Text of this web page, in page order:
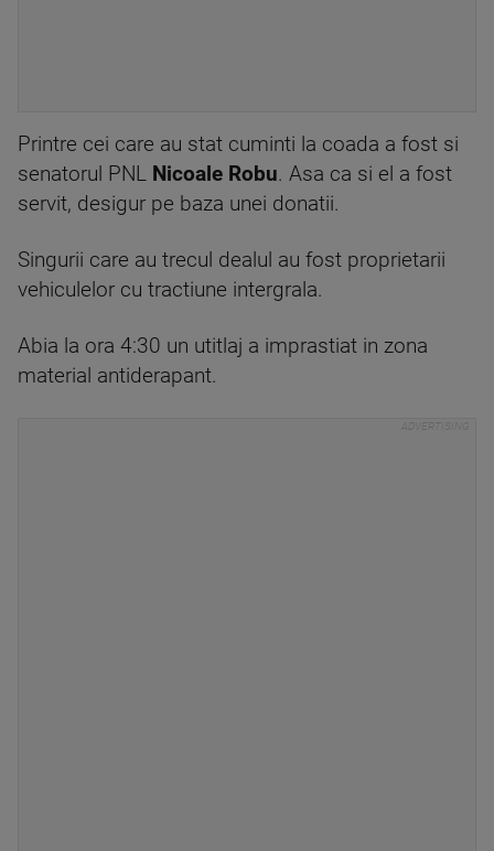
Printre cei care au stat cuminti la coada a fost si
senatorul PNL Nicoale Robu. Asa ca si el a fost
servit, desigur pe baza unei donatii.
Singurii care au trecul dealul au fost proprietarii
vehiculelor cu tractiune intergrala.
Abia la ora 4:30 un utitlaj a imprastiat in zona
material antiderapant.